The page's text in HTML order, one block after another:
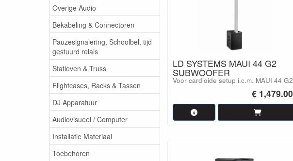
Overige Audio
Bekabeling & Connectoren
Pauzesignalering, Schoolbel, tijd
gestuurd relais
Statieven & Truss
Flightcases, Racks & Tassen
DJ Apparatuur
Audiovisueel / Computer
Installatie Materiaal
Toebehoren
LD SYSTEMS MAUI 44 G2
SUBWOOFER
Voor cardioide setup i.c.m. MAUI 44 G2
€ 1,479.00